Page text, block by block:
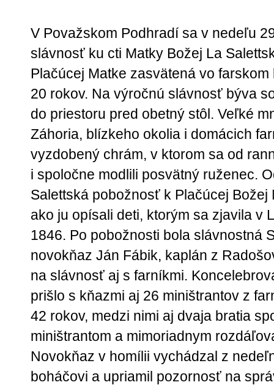
V Považskom Podhradí sa v nedeľu
slávnosť ku cti Matky Božej La
Plačúcej Matke zasvätená vo
20 rokov. Na výročnú slávnosť býva
do priestoru pred obetný stôl. Veľké
Záhoria, blízkeho okolia i domácich
vyzdobený chrám, v ktorom sa od
i spoločne modlili posvätný ruženec.
Salettská pobožnosť k Plačúcej Božej
ako ju opísali deti, ktorým sa zjavila v
1846. Po pobožnosti bola slávnostná
novokňaz Ján Fábik, kaplán z
na slávnosť aj s farníkmi.
prišlo s kňazmi aj 26 miništrantov z
42 rokov, medzi nimi aj dvaja bratia
miništrantom a mimoriadnym
Novokňaz v homílii vychádzal z
boháčovi a upriamil pozornosť na